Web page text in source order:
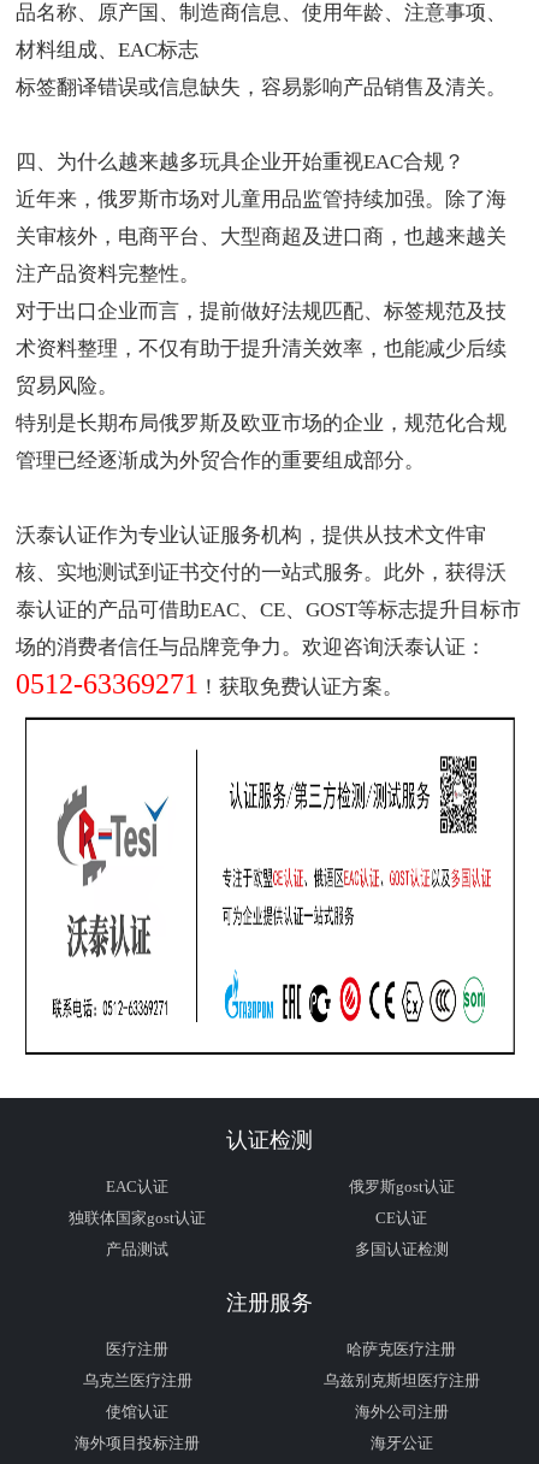
品名称、原产国、制造商信息、使用年龄、注意事项、
材料组成、EAC标志
标签翻译错误或信息缺失，容易影响产品销售及清关。
四、为什么越来越多玩具企业开始重视EAC合规？
近年来，俄罗斯市场对儿童用品监管持续加强。除了海
关审核外，电商平台、大型商超及进口商，也越来越关
注产品资料完整性。
对于出口企业而言，提前做好法规匹配、标签规范及技
术资料整理，不仅有助于提升清关效率，也能减少后续
贸易风险。
特别是长期布局俄罗斯及欧亚市场的企业，规范化合规
管理已经逐渐成为外贸合作的重要组成部分。
沃泰认证作为专业认证服务机构 ，提供从技术文件审
核、实地测试到证书交付的一站式服务。此外，获得沃
泰认证的产品可借助EAC、CE、GOST等标志提升目标市
场的消费者信任与品牌竞争力。欢迎咨询沃泰认证：
0512-63369271 ！获取免费认证方案。
认证检测
EAC认证
俄罗斯gost认证
独联体国家gost认证
CE认证
产品测试
多国认证检测
注册服务
医疗注册
哈萨克医疗注册
乌克兰医疗注册
乌兹别克斯坦医疗注册
使馆认证
海外公司注册
海外项目投标注册
海牙公证